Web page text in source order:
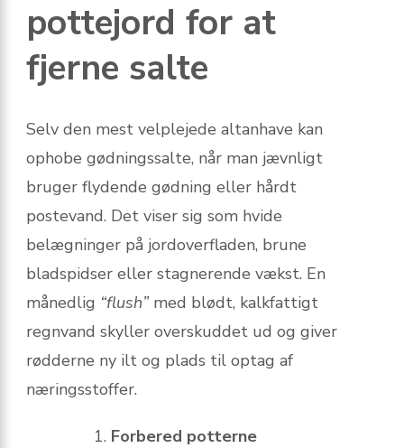
pottejord for at
fjerne salte
Selv den mest velplejede altanhave kan
ophobe gødningssalte, når man jævnligt
bruger flydende gødning eller hårdt
postevand. Det viser sig som hvide
belægninger på jordoverfladen, brune
bladspidser eller stagnerende vækst. En
månedlig “flush”med blødt, kalkfattigt
regnvand skyller overskuddet ud og giver
rødderne ny ilt og plads til optag af
næringsstoffer.
Forbered potterne